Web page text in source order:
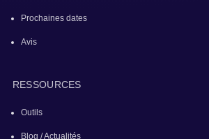
Prochaines dates
Avis
RESSOURCES
Outils
Blog / Actualités